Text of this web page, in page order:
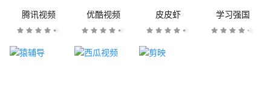
腾讯视频 优酷视频 皮皮虾 学习强国